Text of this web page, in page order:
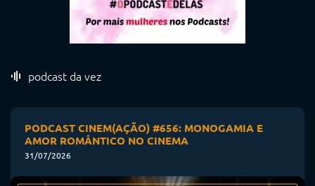
podcast da vez
PODCAST CINEM(AÇÃO) #656: MONOGAMIA E
AMOR ROMÂNTICO NO CINEMA
31/07/2026